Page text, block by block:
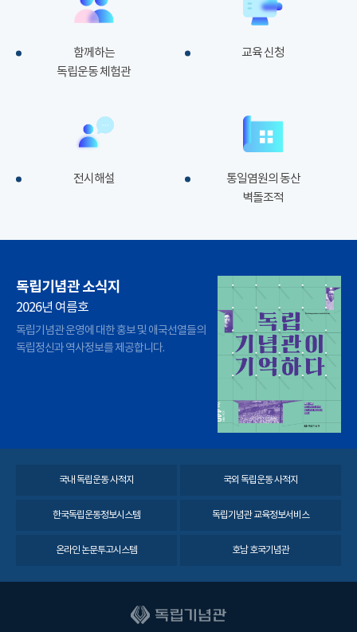
함께하는
독립운동 체험관
교육 신청
전시해설
통일염원의 동산
벽돌조적
독립기념관 소식지
2026년 여름호
독립기념관 운영에 대한 홍보 및 애국선열들의
독립정신과 역사정보를 제공합니다.
국내 독립운동 사적지 국외 독립운동 사적지
한국독립운동정보시스템 독립기념관 교육정보서비스
온라인 논문투고시스템 호남 호국기념관